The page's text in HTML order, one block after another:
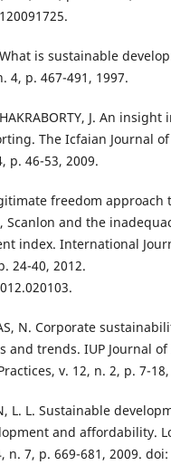
What is sustainable
4, p. 467-491, 1997.
J. An insight
The Icfaian Journal
p. 46-53, 2009.
freedom approach
Scanlon and the
index. International
24-40, 2012.
N. Corporate
and trends. IUP Journal
v. 12, n. 2, p. 7-
L. L. Sustainable
and affordability.
n. 7, p. 669-681, 2009. doi: